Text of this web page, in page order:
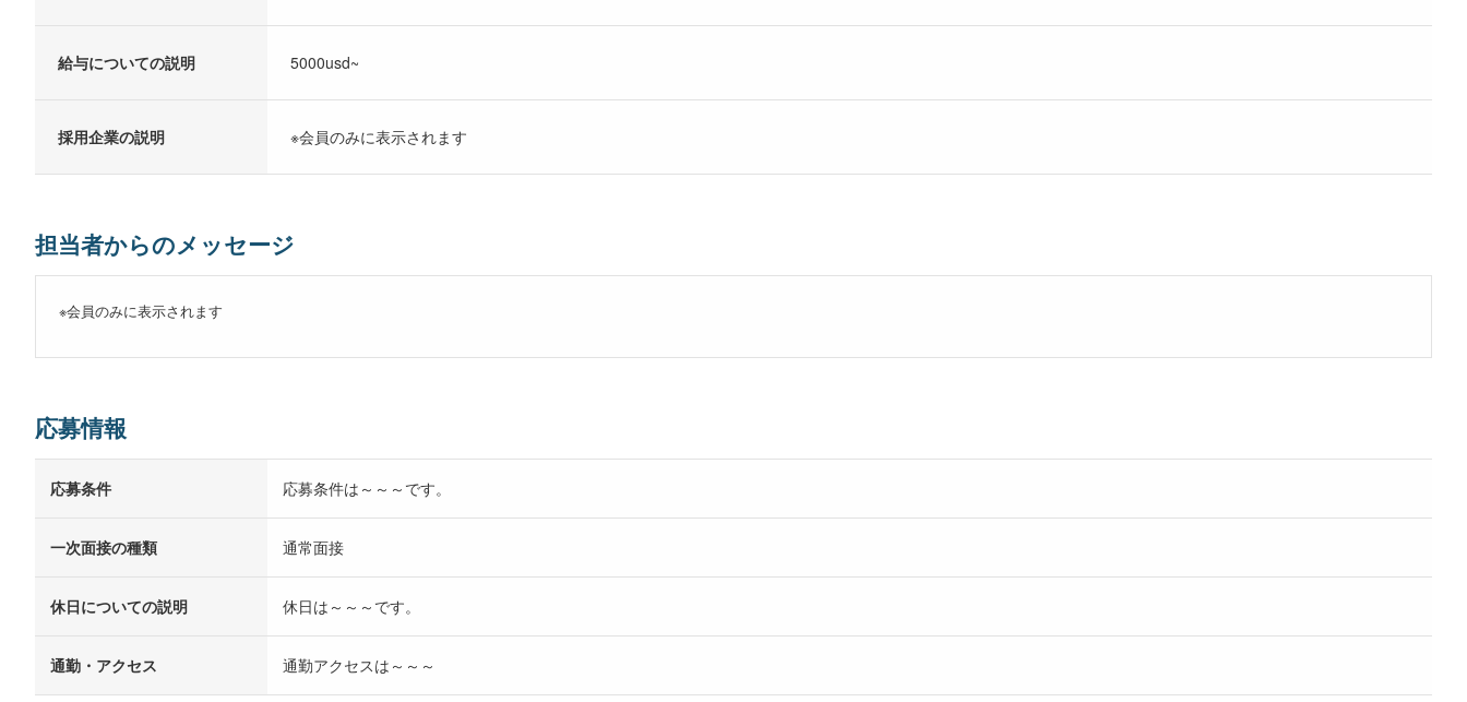
給与についての説明 5000usd~
採用企業の説明 ※会員のみに表示されます
担当者からのメッセージ
※会員のみに表示されます
応募情報
応募条件 応募条件は～～～です。
一次面接の種類 通常面接
休日についての説明 休日は～～～です。
通勤・アクセス 通勤アクセスは～～～